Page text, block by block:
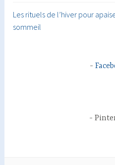
Les rituels de l’hiver pour
sommeil